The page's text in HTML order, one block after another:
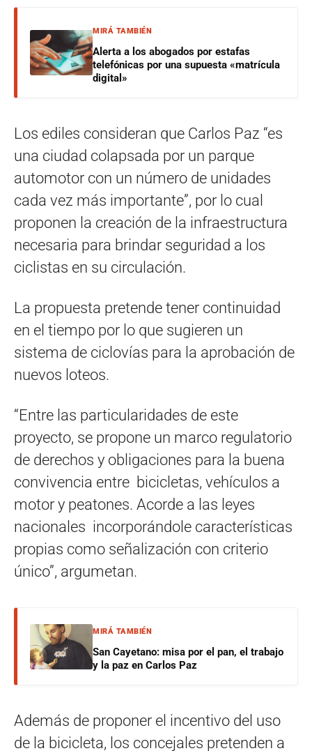
MIRÁ TAMBIÉN
Alerta a los abogados por estafas
telefónicas por una supuesta «matrícula
digital»
Los ediles consideran que Carlos Paz “es
una ciudad colapsada por un parque
automotor con un número de unidades
cada vez más importante”, por lo cual
proponen la creación de la infraestructura
necesaria para brindar seguridad a los
ciclistas en su circulación.
La propuesta pretende tener continuidad
en el tiempo por lo que sugieren un
sistema de ciclovías para la aprobación de
nuevos loteos.
“Entre las particularidades de este
proyecto, se propone un marco regulatorio
de derechos y obligaciones para la buena
convivencia entre bicicletas, vehículos a
motor y peatones. Acorde a las leyes
nacionales incorporándole características
propias como señalización con criterio
único”, argumetan.
MIRÁ TAMBIÉN
San Cayetano: misa por el pan, el trabajo
y la paz en Carlos Paz
Además de proponer el incentivo del uso
de la bicicleta, los concejales pretenden a